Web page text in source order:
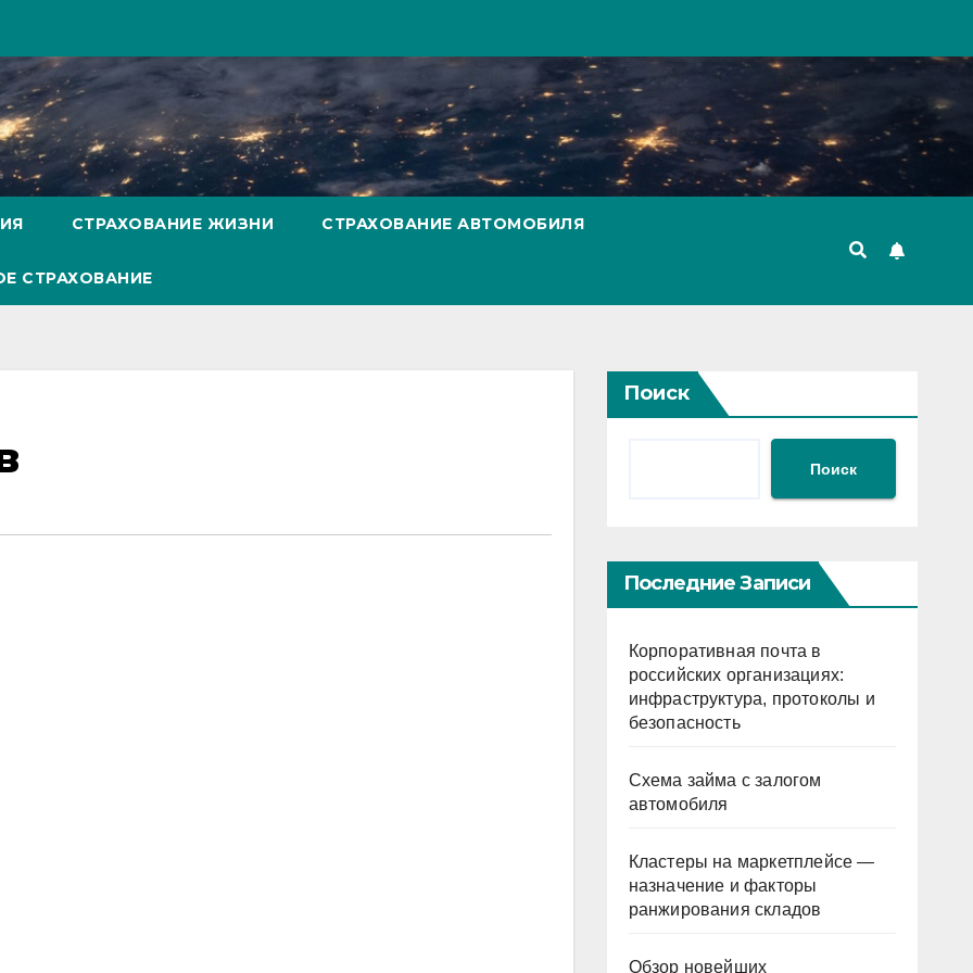
СТРАХОВАНИЕ ЖИЗНИ СТРАХОВАНИЕ АВТОМОБИЛЯ
СТРАХОВАНИЕ
Поиск
Поиск
Последние Записи
Корпоративная почта в
российских организациях:
инфраструктура, протоколы и
безопасность
Схема займа с залогом
автомобиля
Кластеры на маркетплейсе —
назначение и факторы
ранжирования складов
Обзор новейших